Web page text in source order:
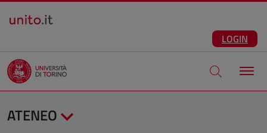
Salta al contenuto principale
LOGIN
Apri modale
ATENEO